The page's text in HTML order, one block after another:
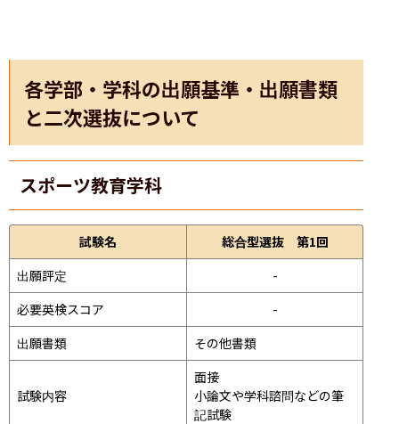
各学部・学科の出願基準・出願書類
と二次選抜について
スポーツ教育学科
試験名
総合型選抜 第1回
出願評定
-
必要英検スコア
-
出願書類
その他書類
試験内容
面接
小論文や学科諮問などの筆
記試験